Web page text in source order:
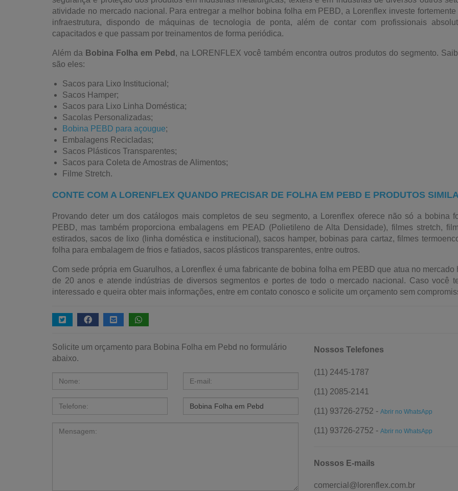
atividade no mercado nacional. Para entregar a melhor bobina folha em PEBD, a Lorenflex investe fortemente
infraestrutura, dispondo de máquinas de tecnologia de ponta, além de contar com profissionais
capacitados e que passam por treinamentos de forma periódica.
Além da Bobina Folha em Pebd , na LORENFLEX você também encontra outros produtos do segmento.
são eles:
Sacos para Lixo Institucional;
Sacos Hamper;
Sacos para Lixo Linha Doméstica;
Sacolas Personalizadas;
Bobina PEBD para açougue;
Embalagens Recicladas;
Sacos Plásticos Transparentes;
Sacos para Coleta de Amostras de Alimentos;
Filme Stretch.
CONTE COM A LORENFLEX QUANDO PRECISAR DE FOLHA EM PEBD E PRODUTOS
Provando deter um dos catálogos mais completos de seu segmento, a Lorenflex oferece não só a bobina
PEBD, mas também proporciona embalagens em PEAD (Polietileno de Alta Densidade), filmes stretch,
estirados, sacos de lixo (linha doméstica e institucional), sacos hamper, bobinas para cartaz, filmes
folha para embalagem de frios e fatiados, sacos plásticos transparentes, entre outros.
Com sede própria em Guarulhos, a Lorenflex é uma fabricante de bobina folha em PEBD que atua no mercado
de 20 anos e atende indústrias de diversos segmentos e portes de todo o mercado nacional. Caso você
interessado e queira obter mais informações, entre em contato conosco e solicite um orçamento sem
Solicite um orçamento para Bobina Folha em Pebd no formulário
abaixo.
Nossos Telefones
(11) 2445-1787
(11) 2085-2141
(11) 93726-2752 - Abrir no WhatsApp
(11) 93726-2752 - Abrir no WhatsApp
Nossos E-mails
comercial@lorenflex.com.br